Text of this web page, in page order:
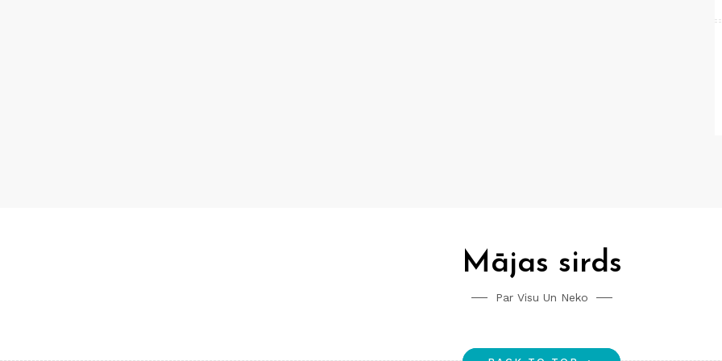
Mājas sirds
Par Visu Un Neko